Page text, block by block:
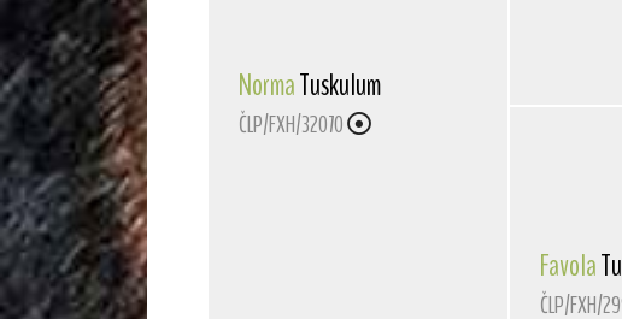
NormaTuskulum
ČLP/FXH/32070
Favola
ČLP/FXH/